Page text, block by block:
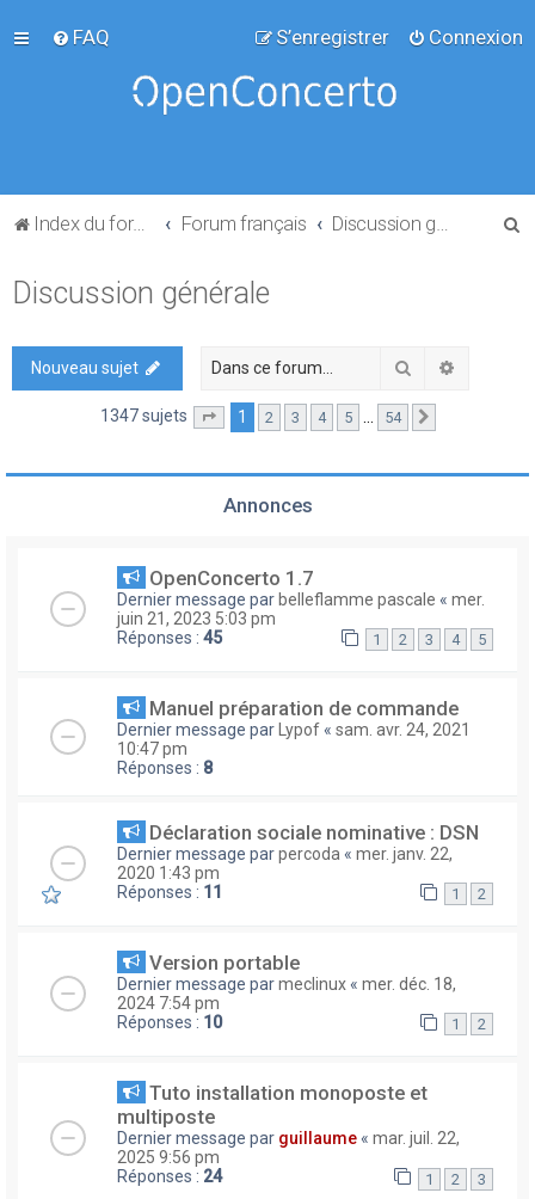
FAQ Connexion
S’enregistrer
Index du forum Forum français
Discussion générale
Nouveau sujet Rechercher
1347 sujets Page sur54
1 2 3 4 5 … 54
Annonces
OpenConcerto 1.7
Dernier message par belleflamme pascale « mer.
juin 21, 2023 5:03 pm
Réponses : 45 1 2 3 4 5
Manuel préparation de commande
Dernier message par Lypof « sam. avr. 24, 2021
10:47 pm
Réponses : 8
Déclaration sociale nominative : DSN
Dernier message parpercoda « mer. janv. 22,
2020 1:43 pm
Réponses : 11 1 2
Version portable
Dernier message parmeclinux « mer. déc. 18,
2024 7:54 pm
Réponses : 10 1 2
Tuto installation monoposte et
multiposte
Dernier message par guillaume « mar. juil. 22,
2025 9:56 pm
Réponses : 24 1 2 3